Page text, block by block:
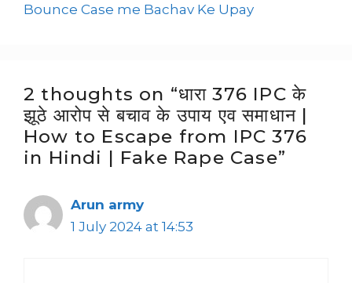
Bounce Case me Bachav Ke Upay
2 thoughts on “धारा 376 IPC के
झूठे आरोप से बचाव के उपाय एव समाधान |
How to Escape from IPC 376
in Hindi | Fake Rape Case”
Arun army
1 July 2024 at 14:53